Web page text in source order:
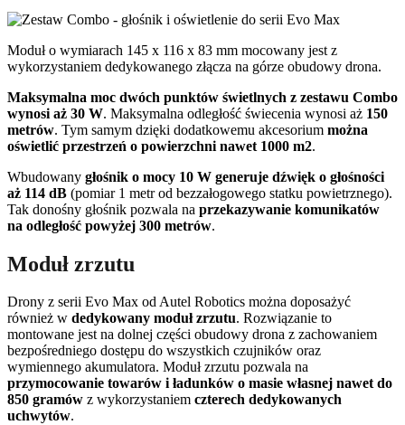
Moduł o wymiarach 145 x 116 x 83 mm mocowany jest z
wykorzystaniem dedykowanego złącza na górze obudowy drona.
Maksymalna moc dwóch punktów świetlnych z zestawu Combo
wynosi aż 30 W. Maksymalna odległość świecenia wynosi aż 150
metrów. Tym samym dzięki dodatkowemu akcesorium można
oświetlić przestrzeń o powierzchni nawet 1000 m2.
Wbudowany głośnik o mocy 10 W generuje dźwięk o głośności
aż 114 dB (pomiar 1 metr od bezzałogowego statku powietrznego).
Tak donośny głośnik pozwala na przekazywanie komunikatów
na odległość powyżej 300 metrów.
Moduł zrzutu
Drony z serii Evo Max od Autel Robotics można doposażyć
również w dedykowany moduł zrzutu. Rozwiązanie to
montowane jest na dolnej części obudowy drona z zachowaniem
bezpośredniego dostępu do wszystkich czujników oraz
wymiennego akumulatora. Moduł zrzutu pozwala na
przymocowanie towarów i ładunków o masie własnej nawet do
850 gramów z wykorzystaniem czterech dedykowanych
uchwytów.